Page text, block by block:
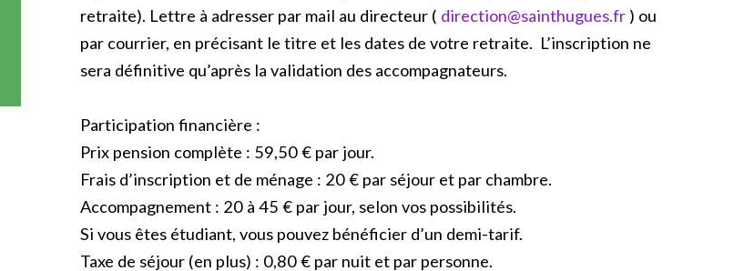
retraite). Lettre à adresser par mail au directeur ( direction@sainthugues.fr ) ou
par courrier, en précisant le titre et les dates de votre retraite. L’inscription ne
sera définitive qu’après la validation des accompagnateurs.
Participation financière :
Prix pension complète : 59,50 € par jour.
Frais d’inscription et de ménage : 20 € par séjour et par chambre.
Accompagnement : 20 à 45 € par jour, selon vos possibilités.
Si vous êtes étudiant, vous pouvez bénéficier d’un demi-tarif.
Taxe de séjour (en plus) : 0,80 € par nuit et par personne.